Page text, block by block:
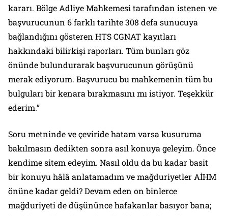
kararı. Bölge Adliye Mahkemesi tarafından istenen ve
başvurucunun 6 farklı tarihte 308 defa sunucuya
bağlandığını gösteren HTS CGNAT kayıtları
hakkındaki bilirkişi raporları. Tüm bunları göz
önünde bulundurarak başvurucunun görüşünü
merak ediyorum. Başvurucu bu mahkemenin tüm bu
bulguları bir kenara bırakmasını mı istiyor. Teşekkür
ederim.”
Soru metninde ve çeviride hatam varsa kusuruma
bakılmasın dedikten sonra asıl konuya geleyim. Önce
kendime sitem edeyim. Nasıl oldu da bu kadar basit
bir konuyu hâlâ anlatamadım ve mağduriyetler AİHM
önüne kadar geldi? Devam eden on binlerce
mağduriyeti de düşününce hafakanlar basıyor bana;